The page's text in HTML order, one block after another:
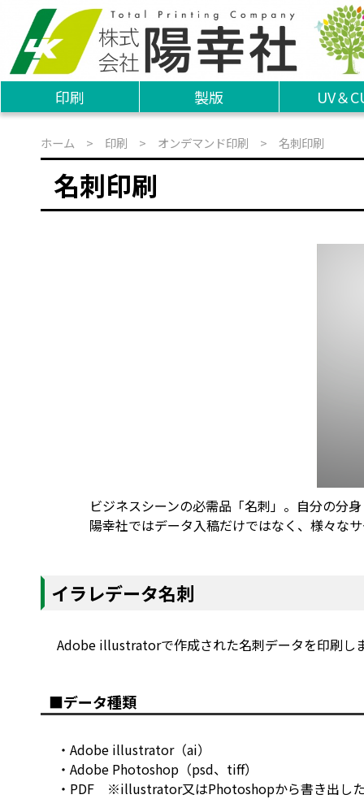
印刷 製版 UV＆
ホーム > 印刷 > オンデマンド印刷 > 名刺印刷
名刺印刷
ビジネスシーンの必需品「名刺」。自分の分
陽幸社ではデータ入稿だけではなく、様々な
イラレデータ名刺
Adobe illustratorで作成された名刺データを印刷し
■データ種類
・Adobe illustrator（ai）
・Adobe Photoshop（psd、tiff）
・PDF ※illustrator又はPhotoshopから書き出し